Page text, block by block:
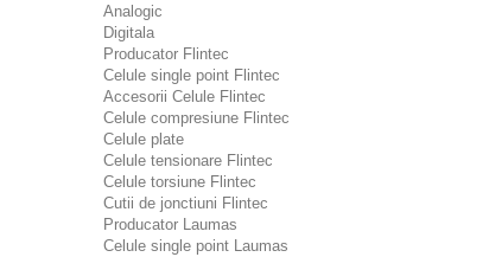
Analogic
Digitala
Producator Flintec
Celule single point Flintec
Accesorii Celule Flintec
Celule compresiune Flintec
Celule plate
Celule tensionare Flintec
Celule torsiune Flintec
Cutii de jonctiuni Flintec
Producator Laumas
Celule single point Laumas